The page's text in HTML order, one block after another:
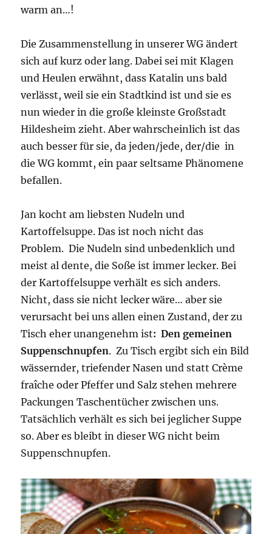
warm an…!
Die Zusammenstellung in unserer WG ändert
sich auf kurz oder lang. Dabei sei mit Klagen
und Heulen erwähnt, dass Katalin uns bald
verlässt, weil sie ein Stadtkind ist und sie es
nun wieder in die große kleinste Großstadt
Hildesheim zieht. Aber wahrscheinlich ist das
auch besser für sie, da jeden/jede, der/die in
die WG kommt, ein paar seltsame Phänomene
befallen.
Jan kocht am liebsten Nudeln und
Kartoffelsuppe. Das ist noch nicht das
Problem. Die Nudeln sind unbedenklich und
meist al dente, die Soße ist immer lecker. Bei
der Kartoffelsuppe verhält es sich anders.
Nicht, dass sie nicht lecker wäre… aber sie
verursacht bei uns allen einen Zustand, der zu
Tisch eher unangenehm ist: Den gemeinen
Suppenschnupfen. Zu Tisch ergibt sich ein Bild
wässernder, triefender Nasen und statt Crème
fraîche oder Pfeffer und Salz stehen mehrere
Packungen Taschentücher zwischen uns.
Tatsächlich verhält es sich bei jeglicher Suppe
so. Aber es bleibt in dieser WG nicht beim
Suppenschnupfen.